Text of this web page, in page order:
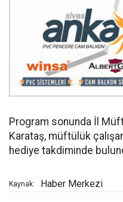
Program sonunda İl
Karataş, müftülük
hediye takdiminde
Kaynak: Haber Merkezi